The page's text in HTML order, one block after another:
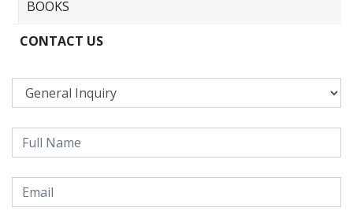
BOOKS
CONTACT US